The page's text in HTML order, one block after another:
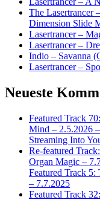
The Lasertrancer
Dimension Slide
Lasertrancer –
Lasertrancer –
Indio – Savanna
Lasertrancer –
Neueste
Featured Track
Mind – 2.5.2026
Streaming Into
Re-featured
Organ Magic –
Featured Track
– 7.7.2025
Featured Track